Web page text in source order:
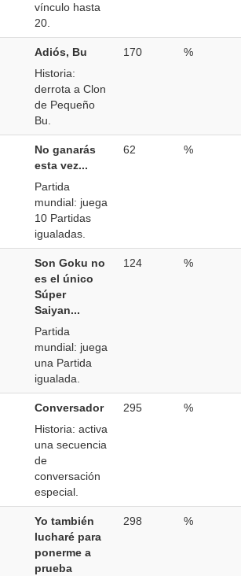
vínculo hasta
20.
Adiós, Bu
Historia:
derrota a Clon
de Pequeño
Bu.
170 %
No ganarás
esta vez...
Partida
mundial: juega
10 Partidas
igualadas.
62 %
Son Goku no
es el único
Súper
Saiyan...
Partida
mundial: juega
una Partida
igualada.
124 %
Conversador
Historia: activa
una secuencia
de
conversación
especial.
295 %
Yo también
lucharé para
ponerme a
prueba
298 %